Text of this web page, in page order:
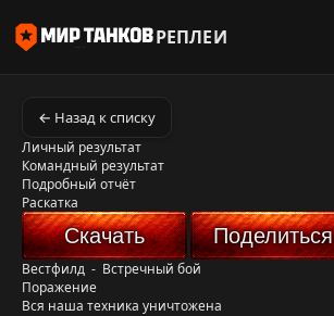
РЕПЛЕИ
← Назад к списку
Личный результат
Командный результат
Подробный отчёт
Раскатка
Скачать Поделиться
Вестфилд - Встречный бой
Поражение
Вся наша техника уничтожена